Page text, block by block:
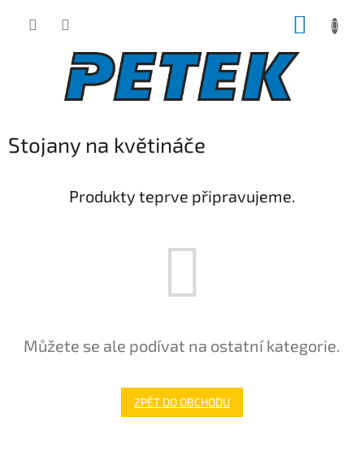
Stojany na květináče
Produkty teprve připravujeme.
Můžete se ale podívat na ostatní kategorie.
ZPĚT DO OBCHODU